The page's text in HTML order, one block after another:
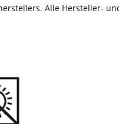
Alle Hersteller-